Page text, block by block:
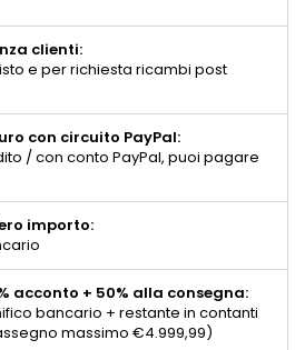
clienti:
e per richiesta ricambi post
con circuito PayPal:
/ con conto PayPal, puoi pagare
importo:
acconto + 50% alla consegna:
bancario + restante in contanti
massimo €4.999,99)